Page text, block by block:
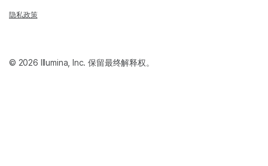
隐私政策
© 2026 Illumina, Inc. 保留最终解释权。